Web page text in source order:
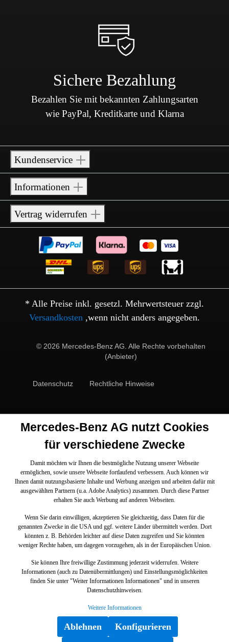
Sichere Bezahlung
Bezahlen Sie mit bekannten Zahlungsarten
wie PayPal, Kreditkarte und Klarna
Kundenservice
Informationen
Vertrag widerrufen
* Alle Preise inkl. gesetzl. Mehrwertsteuer zzgl.
Versandkosten ,wenn nicht anders angegeben.
© 2026 Mercedes-Benz AG. Alle Rechte vorbehalten
(Anbieter)
Datenschutz Rechtliche Hinweise
Mercedes-Benz AG nutzt Cookies
für verschiedene Zwecke
Damit möchten wir Ihnen die bestmögliche Nutzung unserer Webseite
ermöglichen, sowie unsere Webseite fortlaufend verbessern. Auch können wir
Ihnen damit nutzungsbasierte Inhalte und Werbung anzeigen und arbeiten dafür mit
ausgewählten Partnern (u.a. Adobe Analytics) zusammen. Durch diese Partner
erhalten Sie auch Werbung auf anderen Webseiten.
Wenn Sie darin einwilligen, akzeptieren Sie gleichzeitig, dass Daten für die
genannten Zwecke in die USA und ggf. weitere Länder übermittelt werden. Dort
könnten z. B. Behörden leichter auf diese Daten zugreifen und Sie könnten
weniger Rechte haben, um dagegen vorzugehen, als in der Europäischen Union.
Sie können Ihre freiwillige Zustimmung jederzeit widerrufen. Weitere
Informationen (auch zu Datenübermittlungen) und Einstellungsmöglichkeiten
finden Sie unter "Weiter Informationen Informationen" und in unseren
Datenschutzhinweisen.
Weitere Informationen
Ablehnen Konfigurieren